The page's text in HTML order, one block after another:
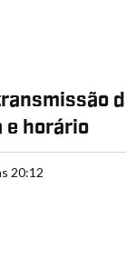
e horário
20:12